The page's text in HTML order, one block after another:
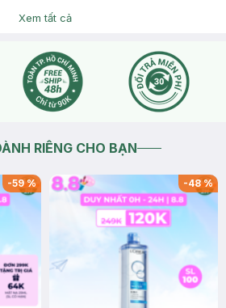
Xem tất cả
RIÊNG CHO BẠN
-59% -48%